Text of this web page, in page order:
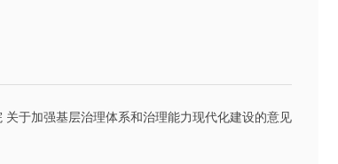
关于加强基层治理体系和治理能力现代化建设的意见